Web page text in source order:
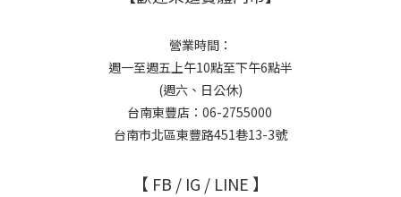
營業時間：
週一至週五上午10點至下午6點半
(週六、日公休)
台南東豐店：06-2755000
台南市北區東豐路451巷13-3號
【 FB / IG / LINE 】